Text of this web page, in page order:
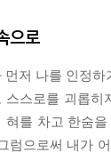
으로
먼저 나를 인정
스스로를 괴롭히
혀를 차고 한숨
럼으로써 내가